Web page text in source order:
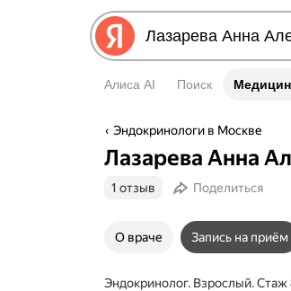
Алиса AI Поиск
Эндокринологи в Москве
Лазарева Анна
1 отзыв Поделиться
О враче Запись на приём
Эндокринолог. Взрослый. Стаж